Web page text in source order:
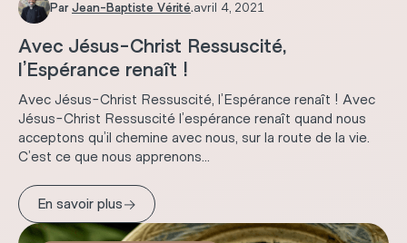
Par Jean-Baptiste Vérité.avril 4, 2021
Avec Jésus-Christ Ressuscité,
l’Espérance renaît !
Avec Jésus-Christ Ressuscité, l’Espérance renaît ! Avec
Jésus-Christ Ressuscité l’espérance renaît quand nous
acceptons qu’il chemine avec nous, sur la route de la vie.
C’est ce que nous apprenons...
En savoir plus→